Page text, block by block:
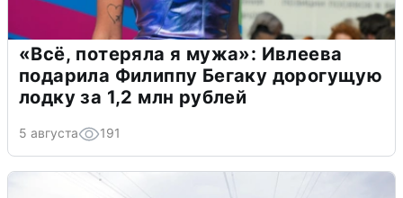
«Всё, потеряла я мужа»: Ивлеева
подарила Филиппу Бегаку дорогущую
лодку за 1,2 млн рублей
5 августа 191